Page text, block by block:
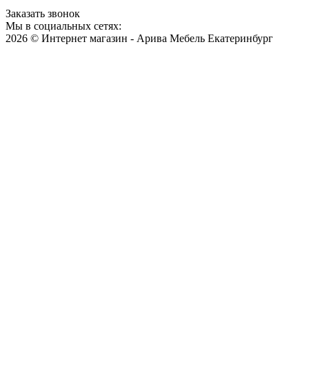
Заказать звонок
Мы в социальных сетях:
2026 © Интернет магазин - Арива Мебель Екатеринбург